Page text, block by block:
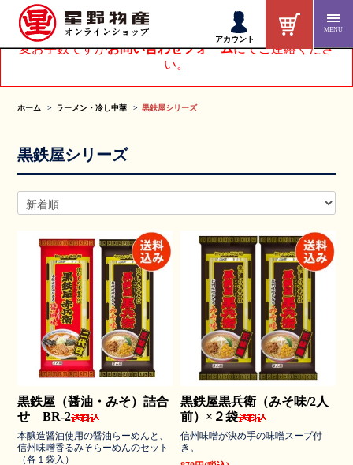
アカウント
MENU
アカウントページにてお客様情報を変更された方は、大
変お手数ですがお問い合わせフォームにてご連絡くださ
い。
ホーム ラーメン・冷し中華 黒鉄屋シリーズ
黒鉄屋シリーズ
黒鉄屋（醤油・みそ）詰合
せ BR-2
本醸造醤油使用の醤油らーめんと、
信州味噌香るみそらーめんのセット
（各１袋入）
黒鉄屋黒兵衛（みそ味/2人
前）×２袋
信州味噌が決め手の味噌スープ付
き。